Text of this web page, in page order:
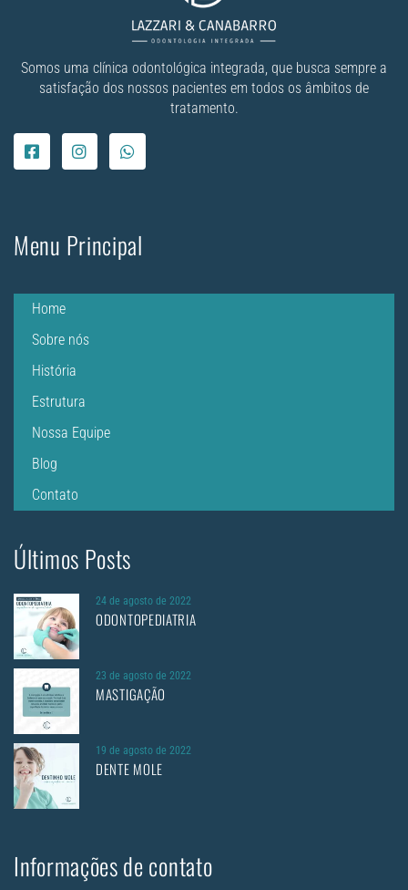
Somos uma clínica odontológica integrada, que busca sempre a
satisfação dos nossos pacientes em todos os âmbitos de
tratamento.
Menu Principal
Home
Sobre nós
História
Estrutura
Nossa Equipe
Blog
Contato
Últimos Posts
24 de agosto de 2022
ODONTOPEDIATRIA
23 de agosto de 2022
MASTIGAÇÃO
19 de agosto de 2022
DENTE MOLE
Informações de contato